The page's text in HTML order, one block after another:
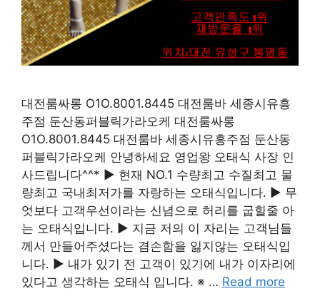
대전룸싸롱 O1O.8001.8445 대전룸바 세종시유흥
주점 둔산동퍼블릭가라오케 대전룸싸롱
O1O.8001.8445 대전룸바 세종시유흥주점 둔산동
퍼블릭가라오케 안녕하세요 영업왕 오태식 사장 인
사드립니다^^* ▶ 현재 NO.1 수량최고 수질최고 물
량최고 국내최저가를 자랑하는 오태식입니다. ▶ 무
엇보다 고객우선이라는 신념으로 허리를 굽힐줄 아
는 오태식입니다. ▶ 지금 저의 이 자리는 고객님들
께서 만들어주셨다는 겸손함을 잃지않는 오태식입
니다. ▶ 내가 있기 전 고객이 있기에 내가 이자리에
있다고 생각하는 오태식 입니다. ※ … Read more